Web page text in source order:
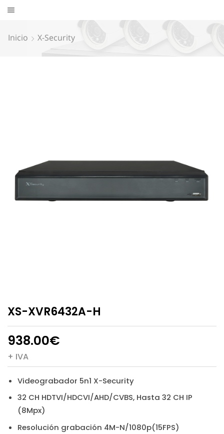
Inicio X-Security
XS-XVR6432A-H
938.00€
+ IVA
Videograbador 5n1 X-Security
32 CH HDTVI/HDCVI/AHD/CVBS, Hasta 32 CH IP
(8Mpx)
Resolución grabación 4M-N/1080p(15FPS)